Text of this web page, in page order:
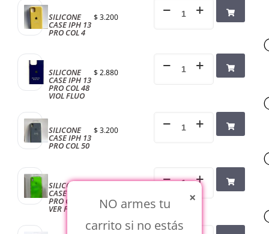
SILICONE
CASE IPH 13
PRO COL 4
$ 3.200
SILICONE
CASE IPH 13
PRO COL 48
VIOL FLUO
$ 2.880
SILICONE
CASE IPH 13
PRO COL 50
$ 3.200
SILICONE
CASE IPH 13
PRO COL 53
VER FLUO
×
NO armes tu
carrito si no estás